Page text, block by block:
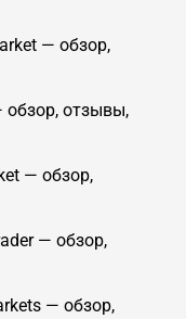
— обзор,
обзор, отзывы,
— обзор,
— обзор,
— обзор,